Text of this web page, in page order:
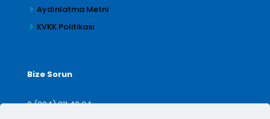
Aydınlatma Metni
KVKK Politikası
Bize Sorun
0 (224) 211 42 24